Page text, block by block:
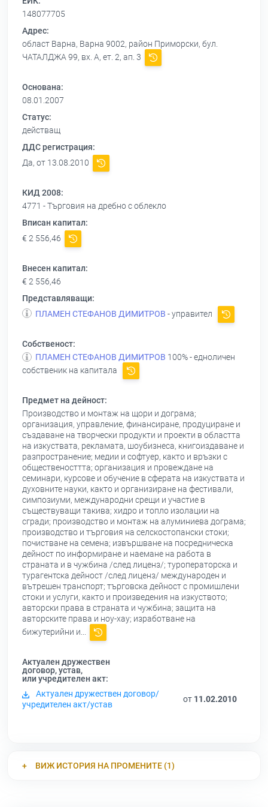
148077705
Адрес:
област Варна, Варна 9002, район Приморски, бул.
ЧАТАЛДЖА 99, вх. А, ет. 2, ап. 3
Основана:
08.01.2007
Статус:
действащ
ДДС регистрация:
Да, от 13.08.2010
КИД 2008:
4771 - Търговия на дребно с облекло
Вписан капитал:
€ 2 556,46
Внесен капитал:
€ 2 556,46
Представляващи:
ПЛАМЕН СТЕФАНОВ ДИМИТРОВ - управител
Собственост:
ПЛАМЕН СТЕФАНОВ ДИМИТРОВ 100% - едноличен
собственик на капитала
Предмет на дейност:
Производство и монтаж на щори и дограма;
организация, управление, финансиране, продуциране и
създаване на творчески продукти и проекти в областта
на изкуствата, рекламата, шоубизнеса, книгоиздаване и
разпространение; медии и софтуер, както и връзки с
общественосттта; организация и провеждане на
семинари, курсове и обучение в сферата на изкуствата и
духовните науки, както и организиране на фестивали,
симпозиуми, международни срещи и участие в
съществуващи такива; хидро и топло изолации на
сгради; производство и монтаж на алуминиева дограма;
производство и търговия на селскостопански стоки;
почистване на семена; извършване на посредническа
дейност по информиране и наемане на работа в
страната и в чужбина /след лиценз/; туроператорска и
турагентска дейност /след лиценз/ международен и
вътрешен транспорт; търговска дейност с промишлени
стоки и услуги, както и произведения на изкуството;
авторски права в страната и чужбина; защита на
авторските права и ноу-хау; изработване на
бижутерийни и...
Актуален дружествен
договор, устав,
или учредителен акт:
Актуален дружествен договор/
учредителен акт/устав
от 11.02.2010
ВИЖ ИСТОРИЯ НА ПРОМЕНИТЕ (1)